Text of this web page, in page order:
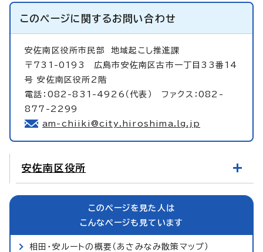
このページに関するお問い合わせ
安佐南区役所市民部 地域起こし推進課
〒731-0193 広島市安佐南区古市一丁目33番14
号 安佐南区役所2階
電話：082-831-4926（代表） ファクス：082-
877-2299
am-chiiki@city.hiroshima.lg.jp
安佐南区役所
このページを見た人は
こんなページも見ています
相田・安ルートの概要（あさみなみ散策マップ）